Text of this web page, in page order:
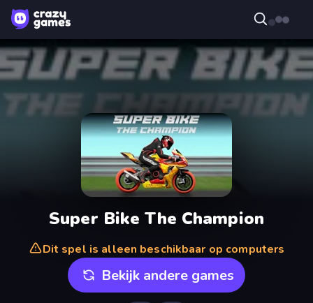
Super Bike The Champion
Dit spel is alleen beschikbaar op computers
Bekijk andere games